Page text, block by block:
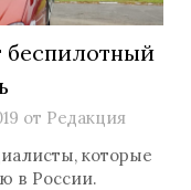
беспилотный
от Редакция
которые
в России.